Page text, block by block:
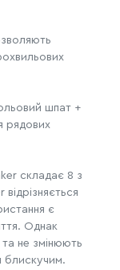
шпат +
рядових
складає 8 з
є
Однак
не змінюють
блискучим.